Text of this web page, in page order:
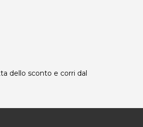
dello sconto e corri dal